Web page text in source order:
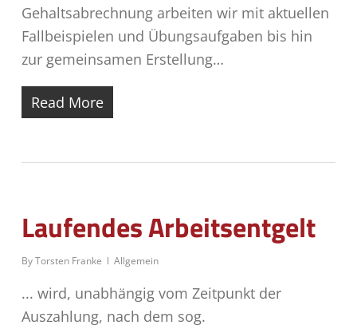
Gehaltsabrechnung arbeiten wir mit aktuellen
Fallbeispielen und Übungsaufgaben bis hin
zur gemeinsamen Erstellung…
Read More
Laufendes Arbeitsentgelt
ByTorsten Franke Allgemein
... wird, unabhängig vom Zeitpunkt der
Auszahlung, nach dem sog.